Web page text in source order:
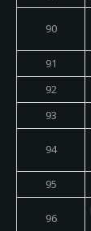
90
91
92
93
94
95
96